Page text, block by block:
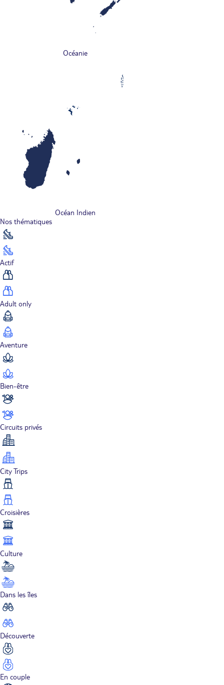
Océanie
Océan Indien
Nos thématiques
Actif
Adult only
Aventure
Bien-être
Circuits privés
City Trips
Croisières
Culture
Dans les îles
Découverte
En couple